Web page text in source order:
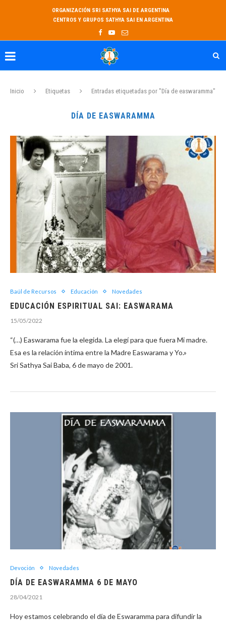
ORGANIZACIÓN SRI SATHYA SAI DE ARGENTINA
CENTROS Y GRUPOS SATHYA SAI EN ARGENTINA
Inicio Etiquetas Entradas etiquetadas por "Día de easwaramma"
DÍA DE EASWARAMMA
Baúl de Recursos Educación Novedades
EDUCACIÓN ESPIRITUAL SAI: EASWARAMA
15/05/2022
“(…) Easwarama fue la elegida. La elegí para que fuera Mi madre.
Esa es la relación íntima entre la Madre Easwarama y Yo.»
Sri Sathya Sai Baba, 6 de mayo de 2001.
Devoción Novedades
DÍA DE EASWARAMMA 6 DE MAYO
28/04/2021
Hoy estamos celebrando el día de Eswaramma para difundir la